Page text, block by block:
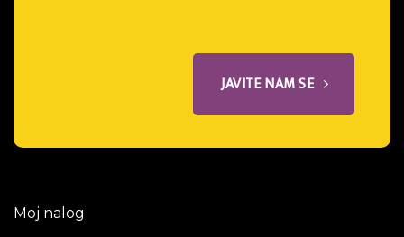
JAVITE NAM SE
Moj nalog